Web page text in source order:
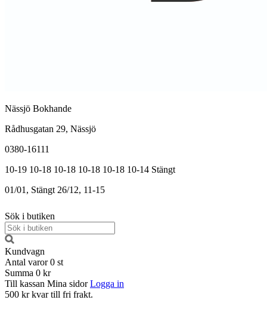
Nässjö Bokhande
Rådhusgatan 29, Nässjö
0380-16111
10-19 10-18 10-18 10-18 10-18 10-14 Stängt
01/01, Stängt 26/12, 11-15
Sök i butiken
Kundvagn
Antal varor 0 st
Summa 0 kr
Till kassan Mina sidor Logga in
500 kr kvar till fri frakt.